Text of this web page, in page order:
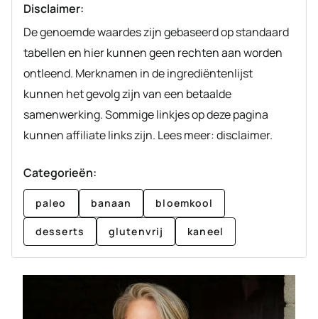
Disclaimer:
De genoemde waardes zijn gebaseerd op standaard
tabellen en hier kunnen geen rechten aan worden
ontleend. Merknamen in de ingrediëntenlijst
kunnen het gevolg zijn van een betaalde
samenwerking. Sommige linkjes op deze pagina
kunnen affiliate links zijn. Lees meer: disclaimer.
Categorieën:
paleo banaan bloemkool
desserts glutenvrij kaneel